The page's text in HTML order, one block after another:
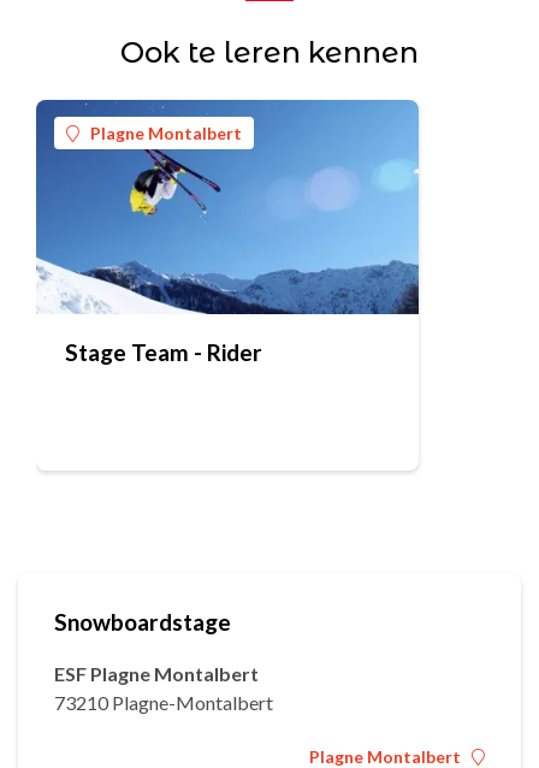
Ook te leren kennen
Plagne Montalbert
Stage Team - Rider
Snowboardstage
ESF Plagne Montalbert
73210 Plagne-Montalbert
Plagne Montalbert